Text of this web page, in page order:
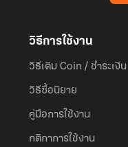
วิธีการใช้งาน
วิธีเติม Coin / ชำระเงิน
วิธีซื้อนิยาย
คู่มือการใช้งาน
กติกาการใช้งาน